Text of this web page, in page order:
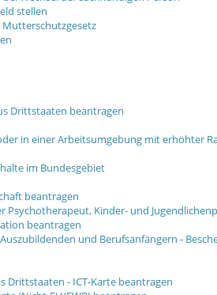
stellen
Mutterschutzgesetz
Drittstaaten beantragen
in einer Arbeitsumgebung mit erhöhter
im Bundesgebiet
beantragen
Psychotherapeut, Kinder- und
beantragen
und Berufsanfängern -
- ICT-Karte beantragen